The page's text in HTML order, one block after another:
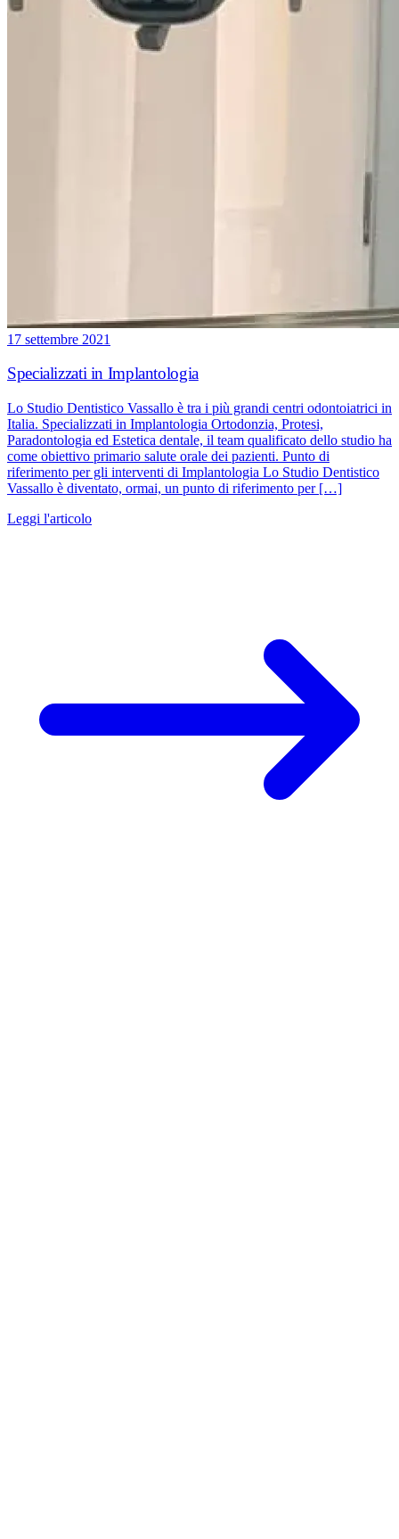
17 settembre 2021
Specializzati in Implantologia
Lo Studio Dentistico Vassallo è tra i più grandi centri odontoiatrici in
Italia. Specializzati in Implantologia Ortodonzia, Protesi,
Paradontologia ed Estetica dentale, il team qualificato dello studio ha
come obiettivo primario salute orale dei pazienti. Punto di
riferimento per gli interventi di Implantologia Lo Studio Dentistico
Vassallo è diventato, ormai, un punto di riferimento per […]
Leggi l'articolo